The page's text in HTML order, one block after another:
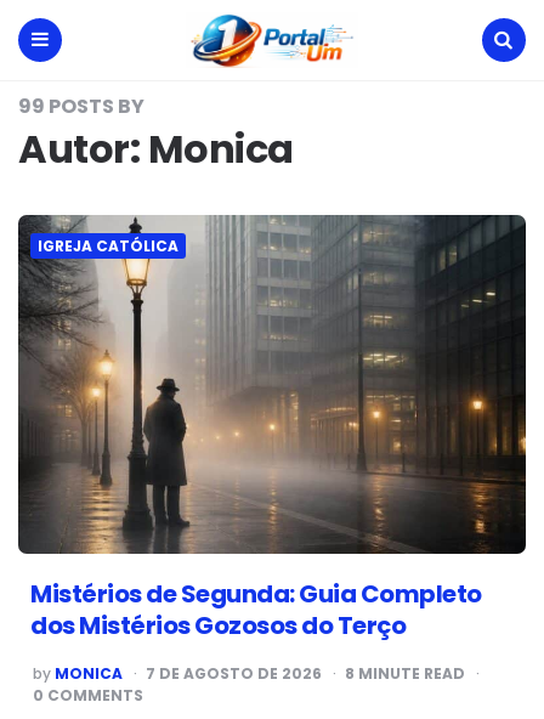
99 POSTS BY
Autor: Monica
IGREJA CATÓLICA
Mistérios de Segunda: Guia Completo
dos Mistérios Gozosos do Terço
POSTED
BY
by MONICA 7 DE AGOSTO DE 2026 8 MINUTE READ
0 COMMENTS